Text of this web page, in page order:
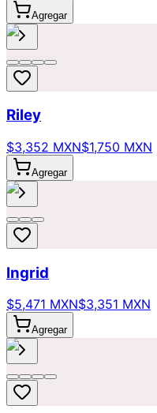
Agregar
Riley
$3,352 MXN$1,750 MXN
Agregar
Ingrid
$5,471 MXN$3,351 MXN
Agregar